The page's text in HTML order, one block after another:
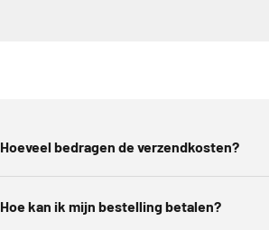
Hoeveel bedragen de verzendkosten?
Hoe kan ik mijn bestelling betalen?